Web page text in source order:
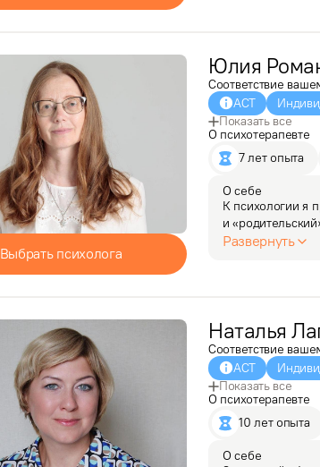
Выбрать психолога
Юлия
Соответствие
АСТ
Показать все
О психотерапевте
7 лет опыта
О себе
К психологии я
и
и семьей
Развернуть
Наталья
Соответствие
АСТ
Показать все
О психотерапевте
10 лет опыта
О себе